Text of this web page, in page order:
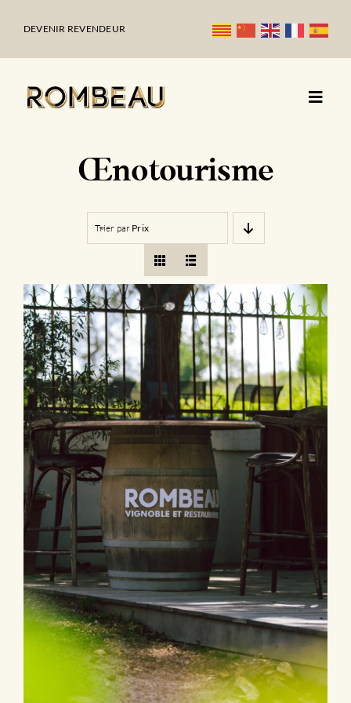
DEVENIR REVENDEUR
Œnotourisme
Trier par Prix